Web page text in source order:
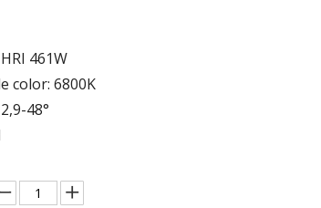
461W
color: 6800K
48°